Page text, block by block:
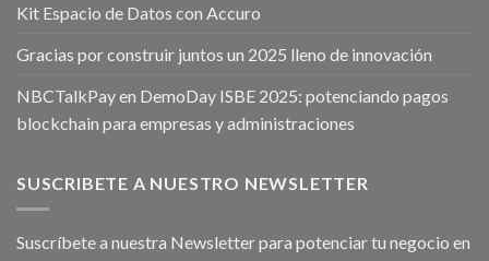
Kit Espacio de Datos con Accuro
Gracias por construir juntos un 2025 lleno de innovación
NBCTalkPay en DemoDay ISBE 2025: potenciando pagos
blockchain para empresas y administraciones
SUSCRIBETE A NUESTRO NEWSLETTER
Suscríbete a nuestra Newsletter para potenciar tu negocio en